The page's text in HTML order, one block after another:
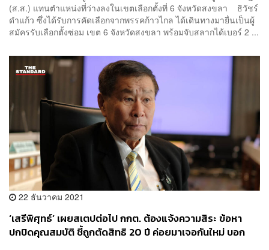
(ส.ส.) แทนตำแหน่งที่ว่างลงในเขตเลือกตั้งที่ 6 จังหวัดสงขลา ธิวัชร์
ดำแก้ว ซึ่งได้รับการคัดเลือกจากพรรคก้าวไกล ได้เดินทางมายื่นเป็นผู้
สมัครรับเลือกตั้งซ่อม เขต 6 จังหวัดสงขลา พร้อมจับสลากได้เบอร์ 2 ...
22 ธันวาคม 2021
‘เสรีพิศุทธ์’ เผยสเตปต่อไป กกต. ต้องแจ้งความสิระ ข้อหา
ปกปิดคุณสมบัติ ชี้ถูกตัดสิทธิ 20 ปี ค่อยมาเจอกันใหม่ บอก